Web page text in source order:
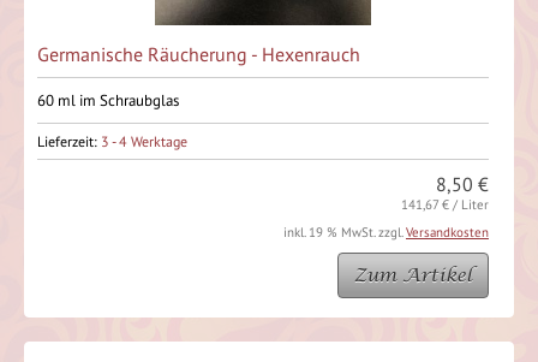
Germanische Räucherung - Hexenrauch
60 ml im Schraubglas
Lieferzeit: 3 - 4 Werktage
8,50 €
141,67 € / Liter
inkl. 19 % MwSt. zzgl.Versandkosten
Zum Artikel